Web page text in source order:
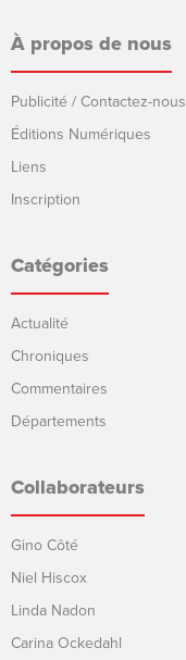
À propos de nous
Publicité / Contactez-nous
Éditions Numériques
Liens
Inscription
Catégories
Actualité
Chroniques
Commentaires
Départements
Collaborateurs
Gino Côté
Niel Hiscox
Linda Nadon
Carina Ockedahl